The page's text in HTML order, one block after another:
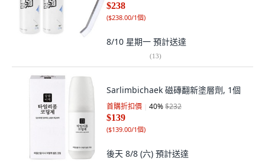
$238
($238.00/1個)
8/10 星期一 預計送達
(13)
Sarlimbichaek 磁磚翻新塗層劑, 1個
首購折扣價 40%$232
$139
($139.00/1個)
後天 8/8 (六) 預計送達